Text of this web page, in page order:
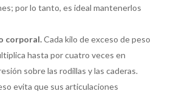
por lo tanto, es ideal mantenerlos
corporal.Cada kilo de exceso de peso
hasta por cuatro veces en
sobre las rodillas y las caderas.
evita que sus articulaciones